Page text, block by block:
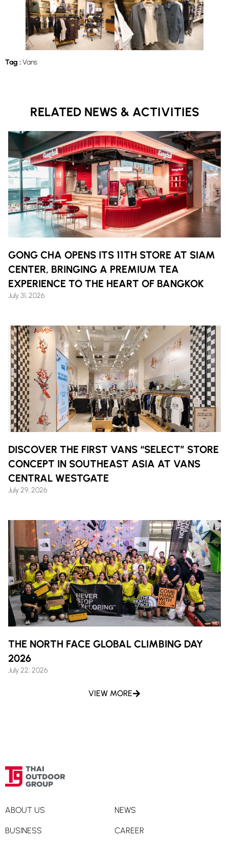
Tag :Vans
RELATED NEWS & ACTIVITIES
GONG CHA OPENS ITS 11TH STORE AT SIAM
CENTER, BRINGING A PREMIUM TEA
EXPERIENCE TO THE HEART OF BANGKOK
July 31, 2026
DISCOVER THE FIRST VANS “SELECT” STORE
CONCEPT IN SOUTHEAST ASIA AT VANS
CENTRAL WESTGATE
July 29, 2026
THE NORTH FACE GLOBAL CLIMBING DAY
2026
July 22, 2026
VIEW MORE
ABOUT US
BUSINESS
NEWS
CAREER